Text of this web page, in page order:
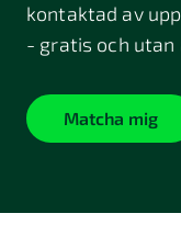
kontaktad av
- gratis och utan
Matcha mig